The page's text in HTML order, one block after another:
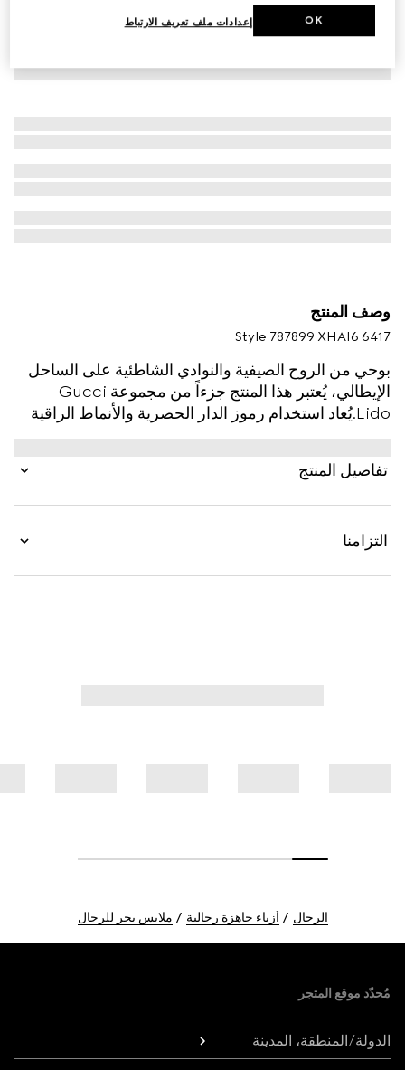
وصف المنتج
Style ‎787899 XHAI6 6417
بوحي من الروح الصيفية والنوادي الشاطئية على الساحل
الإيطالي، يُعتبر هذا المنتج جزءاً من مجموعة Gucci
Lido.يُعاد استخدام رموز الدار الحصرية والأنماط الراقية
مونوغرام الدار الغني عن التعريف. تُعتبر الحقيبة الداخلية
السباحة.
تفاصيل المنتج
التزامنا
الرجال أزياء جاهزة رجالية ملابس بحر للرجال
مُحدّد موقع المتجر
الدولة/المنطقة، المدينة
إعدادات ملف تعريف الارتباط OK